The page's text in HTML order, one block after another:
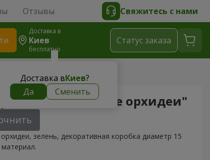
Отзывы Свяжитесь с нами
Доставка в
Киев
бесплатно
Доставка вКиев?
Да
Сменить
Cтатус заказа
орхидеи"
"Волшебные орхидеи"
зелень, декоративная коробка диаметр 15